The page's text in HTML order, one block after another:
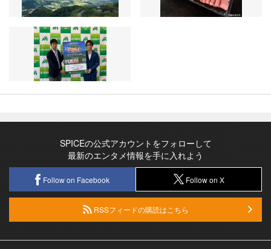
SPICEの公式アカウントをフォローして
最新のエンタメ情報を手に入れよう
Follow on Facebook Follow on X
RSSフィードの購読はこちら